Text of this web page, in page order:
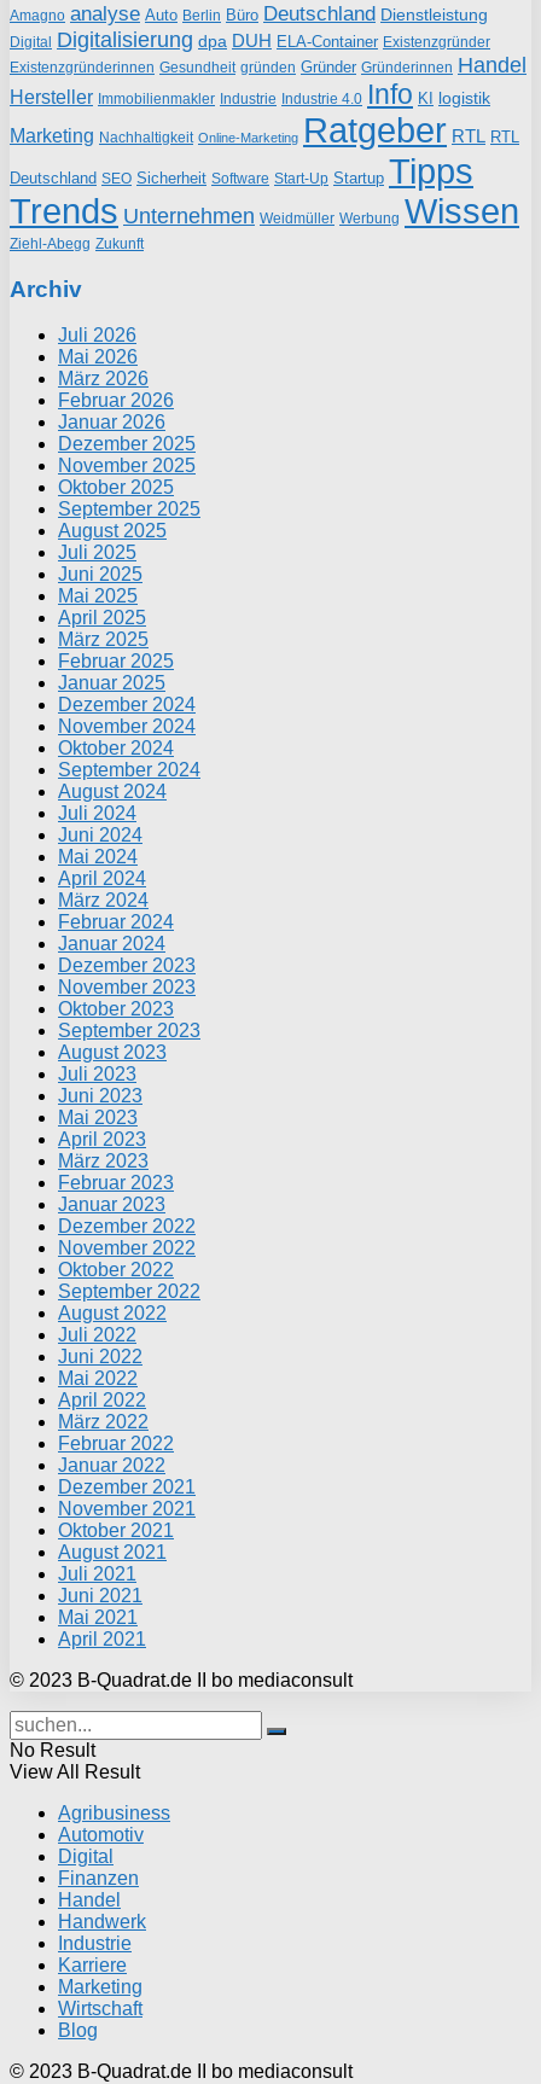
Amagno analyse Auto Berlin Büro Deutschland Dienstleistung
Digital Digitalisierung dpa DUH ELA-Container Existenzgründer
Existenzgründerinnen Gesundheit gründen Gründer Gründerinnen Handel
Hersteller Immobilienmakler Industrie Industrie 4.0 Info KI logistik
Marketing Nachhaltigkeit Online-Marketing Ratgeber RTL RTL
Deutschland SEO Sicherheit Software Start-Up Startup Tipps
Trends Unternehmen Weidmüller Werbung Wissen
Ziehl-Abegg Zukunft
Archiv
Juli 2026
Mai 2026
März 2026
Februar 2026
Januar 2026
Dezember 2025
November 2025
Oktober 2025
September 2025
August 2025
Juli 2025
Juni 2025
Mai 2025
April 2025
März 2025
Februar 2025
Januar 2025
Dezember 2024
November 2024
Oktober 2024
September 2024
August 2024
Juli 2024
Juni 2024
Mai 2024
April 2024
März 2024
Februar 2024
Januar 2024
Dezember 2023
November 2023
Oktober 2023
September 2023
August 2023
Juli 2023
Juni 2023
Mai 2023
April 2023
März 2023
Februar 2023
Januar 2023
Dezember 2022
November 2022
Oktober 2022
September 2022
August 2022
Juli 2022
Juni 2022
Mai 2022
April 2022
März 2022
Februar 2022
Januar 2022
Dezember 2021
November 2021
Oktober 2021
August 2021
Juli 2021
Juni 2021
Mai 2021
April 2021
© 2023 B-Quadrat.de II bo mediaconsult
No Result
View All Result
Agribusiness
Automotiv
Digital
Finanzen
Handel
Handwerk
Industrie
Karriere
Marketing
Wirtschaft
Blog
© 2023 B-Quadrat.de II bo mediaconsult